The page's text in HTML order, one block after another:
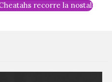
al DIY en su nuevo vídeo
recorre la nostalgia